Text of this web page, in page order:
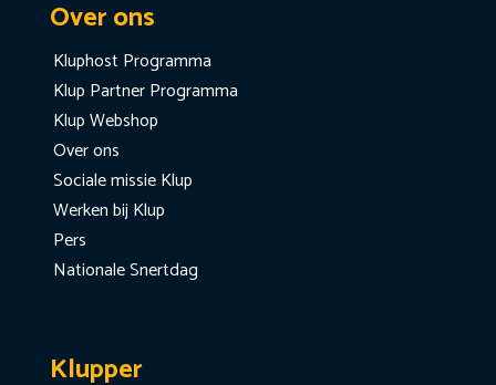
Over ons
Kluphost Programma
Klup Partner Programma
Klup Webshop
Over ons
Sociale missie Klup
Werken bij Klup
Pers
Nationale Snertdag
Klupper